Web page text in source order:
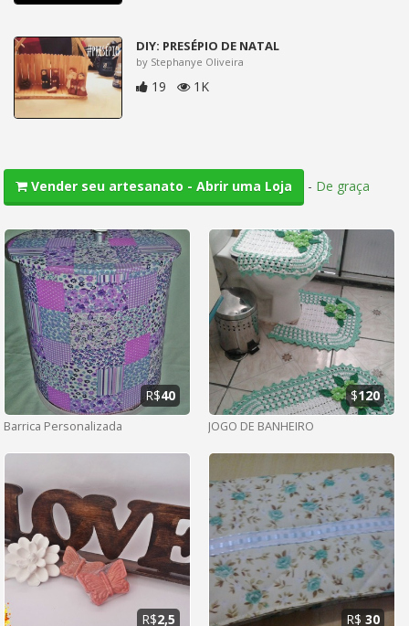
DIY: PRESÉPIO DE NATAL
by Stephanye Oliveira
19 1K
Vender seu artesanato - Abrir uma Loja - De graça
Barrica Personalizada
R$40
JOGO DE BANHEIRO
$120
R$2,5 R$ 30